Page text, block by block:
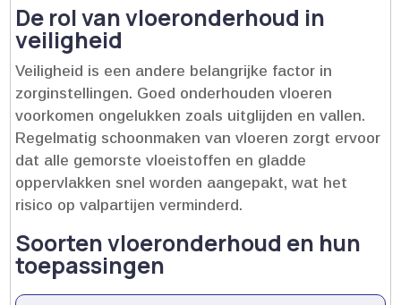
De rol van vloeronderhoud in
veiligheid
Veiligheid is een andere belangrijke factor in
zorginstellingen.​ Goed onderhouden vloeren
voorkomen ongelukken zoals uitglijden en vallen.​
Regelmatig schoonmaken van vloeren zorgt ervoor
dat alle gemorste vloeistoffen en gladde
oppervlakken snel worden aangepakt, wat het
risico op valpartijen verminderd.​
Soorten vloeronderhoud en hun
toepassingen